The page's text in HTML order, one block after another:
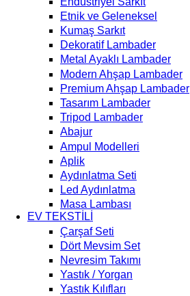
Etnik ve Geleneksel
Kumaş Sarkıt
Dekoratif Lambader
Metal Ayaklı Lambader
Modern Ahşap Lambader
Premium Ahşap Lambader
Tasarım Lambader
Tripod Lambader
Abajur
Ampul Modelleri
Aplik
Aydınlatma Seti
Led Aydınlatma
Masa Lambası
EV TEKSTİLİ
Çarşaf Seti
Dört Mevsim Set
Nevresim Takımı
Yastık / Yorgan
Yastık Kılıfları